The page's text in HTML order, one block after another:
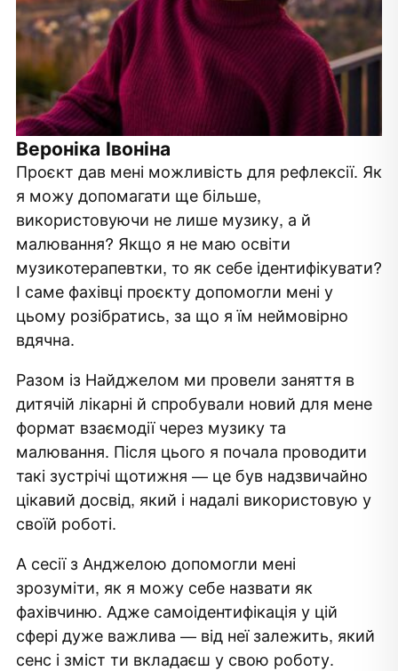
Вероніка Івоніна
Проєкт дав мені можливість для рефлексії. Як
я можу допомагати ще більше,
використовуючи не лише музику, а й
малювання? Якщо я не маю освіти
музикотерапевтки, то як себе ідентифікувати?
І саме фахівці проєкту допомогли мені у
цьому розібратись, за що я їм неймовірно
вдячна.
Разом із Найджелом ми провели заняття в
дитячій лікарні й спробували новий для мене
формат взаємодії через музику та
малювання. Після цього я почала проводити
такі зустрічі щотижня — це був надзвичайно
цікавий досвід, який і надалі використовую у
своїй роботі.
А сесії з Анджелою допомогли мені
зрозуміти, як я можу себе назвати як
фахівчиню. Адже самоідентифікація у цій
сфері дуже важлива — від неї залежить, який
сенс і зміст ти вкладаєш у свою роботу.